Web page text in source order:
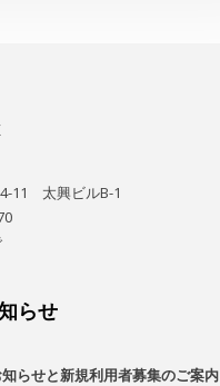
11 太興ビルB-1
らせ
らせと新規利用者募集のご案内